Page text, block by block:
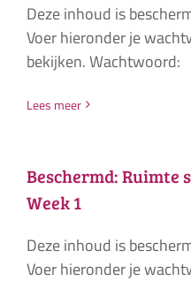
Deze inhoud is
Voer hieronder je
bekijken. Wachtwoord:
Lees meer
Beschermd: Ruimte
Week 1
Deze inhoud is
Voer hieronder je